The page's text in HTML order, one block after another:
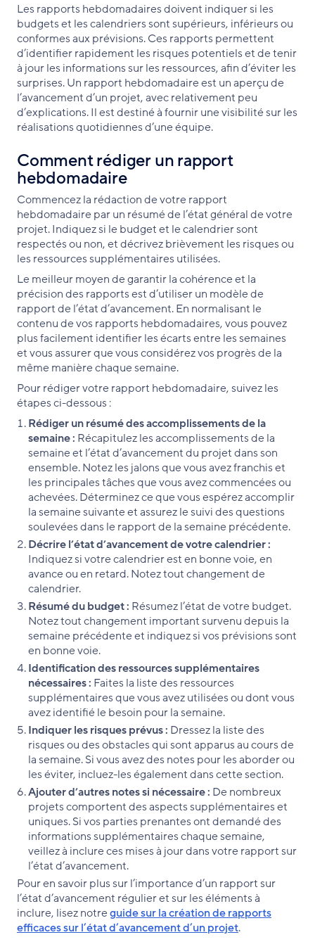
Les rapports hebdomadaires doivent indiquer si les
budgets et les calendriers sont supérieurs, inférieurs ou
conformes aux prévisions. Ces rapports permettent
d’identifier rapidement les risques potentiels et de tenir
à jour les informations sur les ressources, afin d’éviter les
surprises. Un rapport hebdomadaire est un aperçu de
l’avancement d’un projet, avec relativement peu
d’explications. Il est destiné à fournir une visibilité sur les
réalisations quotidiennes d’une équipe.
Comment rédiger un rapport
hebdomadaire
Commencez la rédaction de votre rapport
hebdomadaire par un résumé de l’état général de votre
projet. Indiquez si le budget et le calendrier sont
respectés ou non, et décrivez brièvement les risques ou
les ressources supplémentaires utilisées.
Le meilleur moyen de garantir la cohérence et la
précision des rapports est d’utiliser un modèle de
rapport de l’état d’avancement. En normalisant le
contenu de vos rapports hebdomadaires, vous pouvez
plus facilement identifier les écarts entre les semaines
et vous assurer que vous considérez vos progrès de la
même manière chaque semaine.
Pour rédiger votre rapport hebdomadaire, suivez les
étapes ci-dessous :
Rédiger un résumé des accomplissements de la
semaine : Récapitulez les accomplissements de la
semaine et l’état d’avancement du projet dans son
ensemble. Notez les jalons que vous avez franchis et
les principales tâches que vous avez commencées ou
achevées. Déterminez ce que vous espérez accomplir
la semaine suivante et assurez le suivi des questions
soulevées dans le rapport de la semaine précédente.
Décrire l’état d’avancement de votre calendrier :
Indiquez si votre calendrier est en bonne voie, en
avance ou en retard. Notez tout changement de
calendrier.
Résumé du budget : Résumez l’état de votre budget.
Notez tout changement important survenu depuis la
semaine précédente et indiquez si vos prévisions sont
en bonne voie.
Identification des ressources supplémentaires
nécessaires : Faites la liste des ressources
supplémentaires que vous avez utilisées ou dont vous
avez identifié le besoin pour la semaine.
Indiquer les risques prévus : Dressez la liste des
risques ou des obstacles qui sont apparus au cours de
la semaine. Si vous avez des notes pour les aborder ou
les éviter, incluez-les également dans cette section.
Ajouter d’autres notes si nécessaire : De nombreux
projets comportent des aspects supplémentaires et
uniques. Si vos parties prenantes ont demandé des
informations supplémentaires chaque semaine,
veillez à inclure ces mises à jour dans votre rapport sur
l’état d’avancement.
Pour en savoir plus sur l’importance d’un rapport sur
l’état d’avancement régulier et sur les éléments à
inclure, lisez notreguide sur la création de rapports
efficaces sur l’état d’avancement d’un projet.